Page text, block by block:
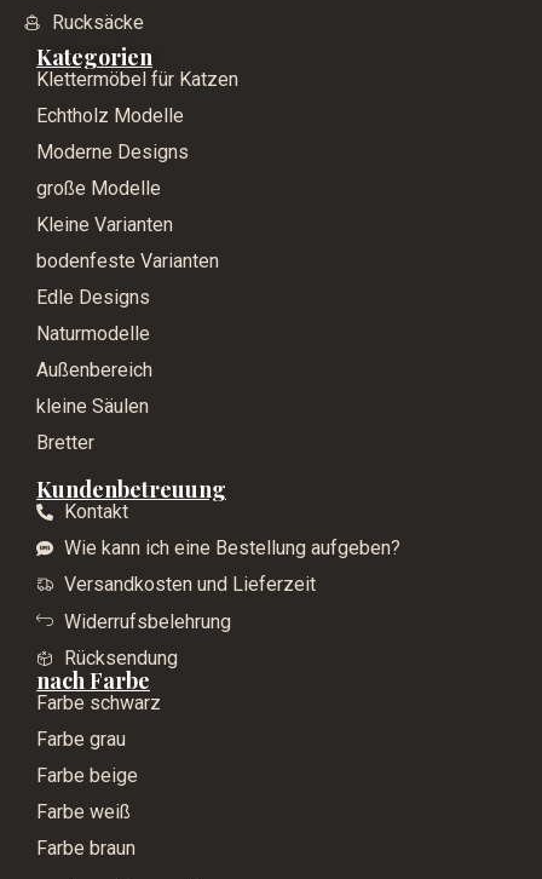
Rucksäcke
Kategorien
Klettermöbel für Katzen
Echtholz Modelle
Moderne Designs
große Modelle
Kleine Varianten
bodenfeste Varianten
Edle Designs
Naturmodelle
Außenbereich
kleine Säulen
Bretter
Kundenbetreuung
Kontakt
Wie kann ich eine Bestellung aufgeben?
Versandkosten und Lieferzeit
Widerrufsbelehrung
Rücksendung
nach Farbe
Farbe schwarz
Farbe grau
Farbe beige
Farbe weiß
Farbe braun